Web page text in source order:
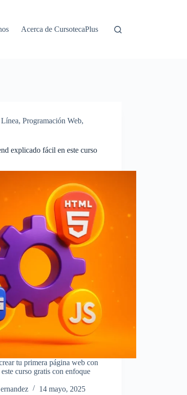
Acerca de CursotecaPlus
,Programación Web,
explicado fácil en este curso
tu primera página web con
curso gratis con enfoque
14 mayo, 2025